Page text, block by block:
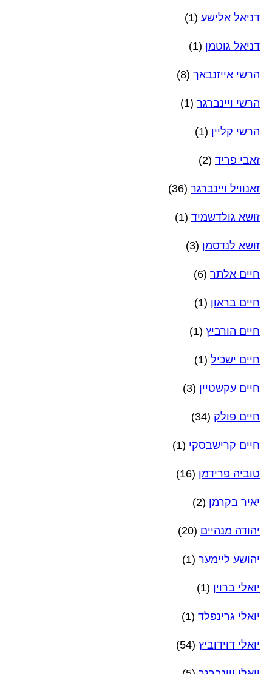
דניאל אלישע (1)
דניאל גוטמן (1)
הרשי אייזנבאך (8)
הרשי ויינברגר (1)
הרשי קליין (1)
זאבי פריד (2)
זאנוויל ויינברגר (36)
זושא גולדשמיד (1)
זושא לנדסמן (3)
חיים אלתר (6)
חיים בראון (1)
חיים הורביץ (1)
חיים ישכיל (1)
חיים עקשטיין (3)
חיים פולק (34)
חיים קרישבסקי (1)
טוביה פרידמן (16)
יאיר בקרמן (2)
יהודה מנהיים (20)
יהושע ליימער (1)
יואלי ברוין (1)
יואלי גרינפלד (1)
יואלי דוידוביץ (54)